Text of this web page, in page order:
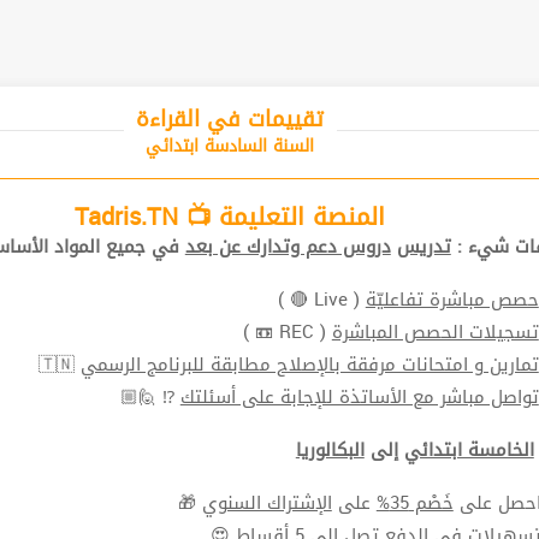
تقييمات في القراءة
السنة السادسة ابتدائي
المنصة التعليمة 📺 Tadris.TN
شيء :تدريس دروس دعم وتدارك عن بعدفي جميع المواد
حصص مباشرة تفاعليّة( Live 🔴 )
تسجيلات الحصص المباشرة( REC 📼 )
تمارين و امتحانات مرفقة بالإصلاح مطابقة للبرنامج الرسمي 🇹🇳
تواصل مباشر مع الأساتذة للإجابة على أسئلتك⁉ 🙋🏼
الخامسة ابتدائيإلىالبكالوريا
علىخَصْم 35% علىالإشتراك السنوي 🎁